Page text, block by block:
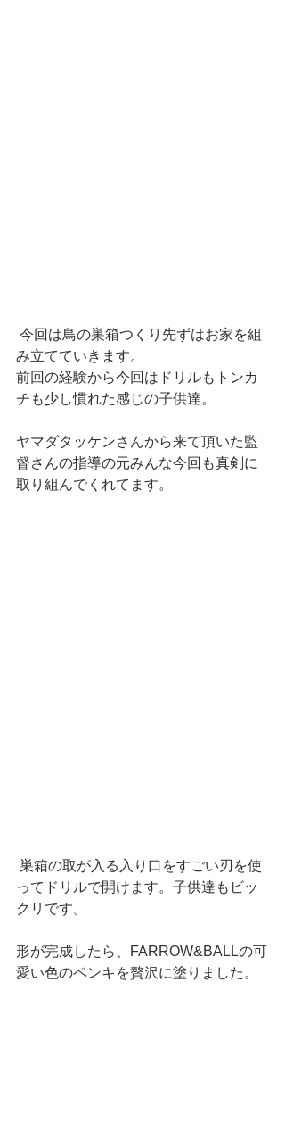
み立てていきます。
前回の経験から今回はドリルもトンカ
チも少し慣れた感じの子供達。
ヤマダタッケンさんから来て頂いた監
督さんの指導の元みんな今回も真剣に
取り組んでくれてます。
ってドリルで開けます。子供達もビッ
クリです。
形が完成したら、FARROW&BALLの可
愛い色のペンキを贅沢に塗りました。